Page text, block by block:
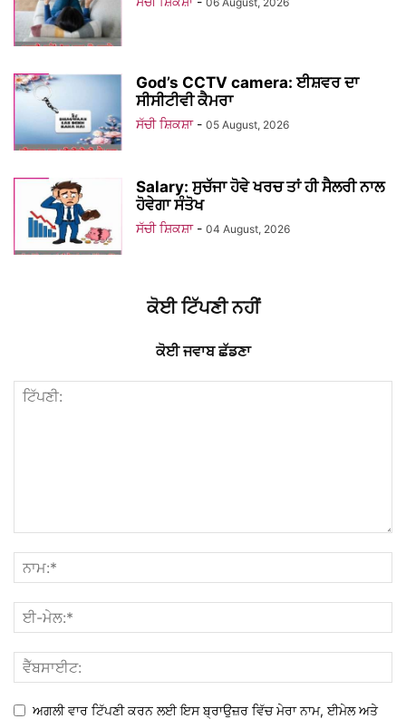
God’s CCTV camera: ਈਸ਼ਵਰ ਦਾ
ਸੀਸੀਟੀਵੀ ਕੈਮਰਾ
ਸੱਚੀ ਸ਼ਿਕਸ਼ਾ - 05 August, 2026
Salary: ਸੁਚੱਜਾ ਹੋਵੇ ਖਰਚ ਤਾਂ ਹੀ ਸੈਲਰੀ ਨਾਲ
ਹੋਵੇਗਾ ਸੰਤੋਖ
ਸੱਚੀ ਸ਼ਿਕਸ਼ਾ - 04 August, 2026
ਕੋਈ ਟਿੱਪਣੀ ਨਹੀਂ
ਕੋਈ ਜਵਾਬ ਛੱਡਣਾ
ਅਗਲੀ ਵਾਰ ਟਿੱਪਣੀ ਕਰਨ ਲਈ ਇਸ ਬ੍ਰਾਉਜ਼ਰ ਵਿੱਚ ਮੇਰਾ ਨਾਮ, ਈਮੇਲ ਅਤੇ